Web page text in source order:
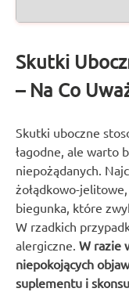
Skutki
– Na Co
Skutki uboczne
łagodne, ale warto
niepożądanych.
żołądkowo-
biegunka, które
W rzadkich
alergiczne. W razie
niepokojących
suplementu i